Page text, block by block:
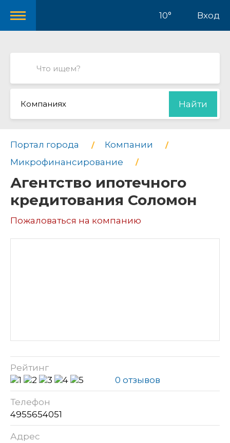
10° Вход
Компаниях Найти
Портал города
Компании
Микрофинансирование
Агентство ипотечного
кредитования Соломон
Пожаловаться на компанию
Рейтинг
0 отзывов
Телефон
4955654051
Адрес